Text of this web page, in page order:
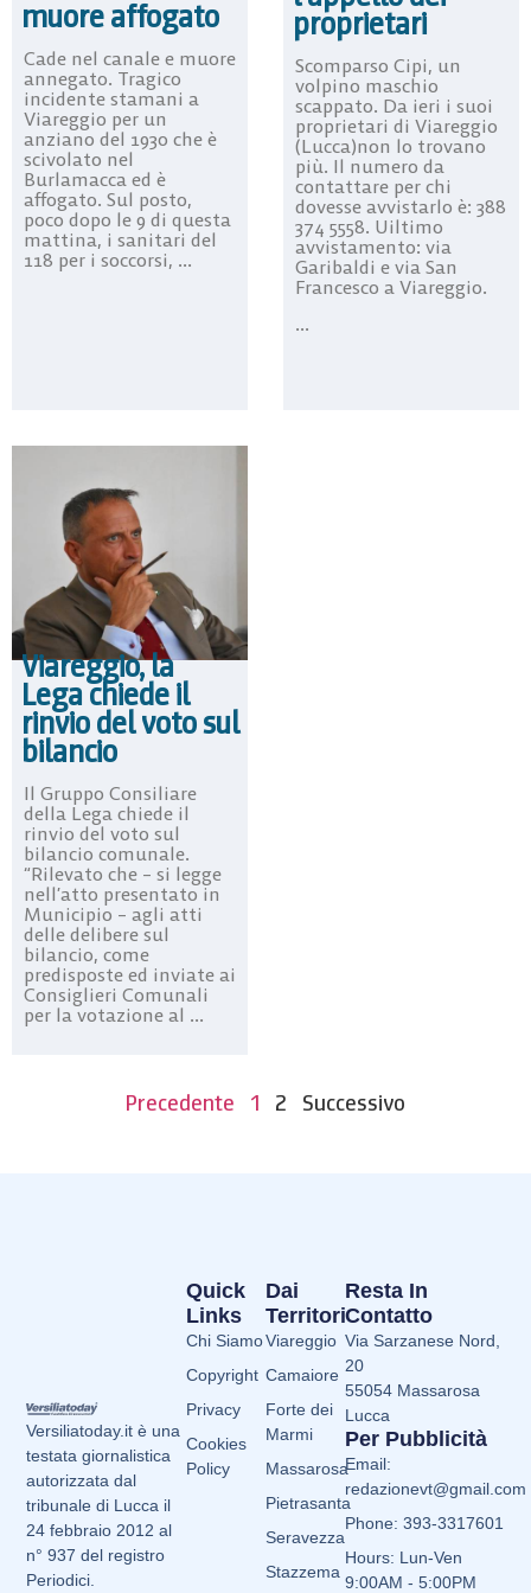
muore affogato
Cade nel canale e muore
annegato. Tragico
incidente stamani a
Viareggio per un
anziano del 1930 che è
scivolato nel
Burlamacca ed è
affogato. Sul posto,
poco dopo le 9 di questa
mattina, i sanitari del
118 per i soccorsi, ...
proprietari
Scomparso Cipi, un
volpino maschio
scappato. Da ieri i suoi
proprietari di Viareggio
(Lucca)non lo trovano
più. Il numero da
contattare per chi
dovesse avvistarlo è: 388
374 5558. Uiltimo
avvistamento: via
Garibaldi e via San
Francesco a Viareggio.
...
Viareggio, la
Lega chiede il
rinvio del voto sul
bilancio
Il Gruppo Consiliare
della Lega chiede il
rinvio del voto sul
bilancio comunale.
“Rilevato che – si legge
nell’atto presentato in
Municipio – agli atti
delle delibere sul
bilancio, come
predisposte ed inviate ai
Consiglieri Comunali
per la votazione al ...
Precedente 1 2 Successivo
Versiliatoday.it è una
testata giornalistica
autorizzata dal
tribunale di Lucca il
24 febbraio 2012 al
n° 937 del registro
Periodici.
Dai
Territori
Viareggio
Camaiore
Forte dei
Marmi
Massarosa
Pietrasanta
Seravezza
Stazzema
Quick
Links
Chi Siamo
Copyright
Privacy
Cookies
Policy
Resta In
Contatto
Via Sarzanese Nord,
20
55054 Massarosa
Lucca
Per Pubblicità
Email:
redazionevt@gmail.com
Phone: 393-3317601
Hours: Lun-Ven
9:00AM - 5:00PM